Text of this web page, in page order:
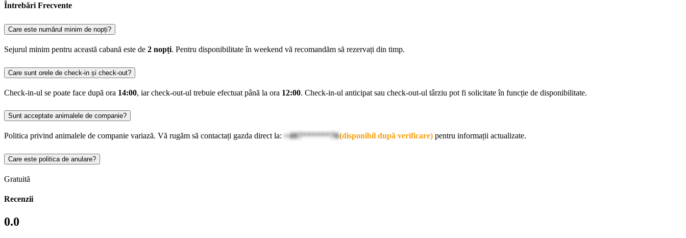
Întrebări Frecvente
Care este numărul minim de nopți?
Sejurul minim pentru această cabană este de 2 nopți. Pentru disponibilitate în weekend vă recomandăm să rezervați din timp.
Care sunt orele de check-in și check-out?
Check-in-ul se poate face după ora 14:00, iar check-out-ul trebuie efectuat până la ora 12:00. Check-in-ul anticipat sau check-out-ul târziu pot fi solicitate în funcție de disponibilitate.
Sunt acceptate animalele de companie?
Politica privind animalele de companie variază. Vă rugăm să contactați gazda direct la: +407******76(disponibil după verificare) pentru informații actualizate.
Care este politica de anulare?
Gratuită
Recenzii
0.0